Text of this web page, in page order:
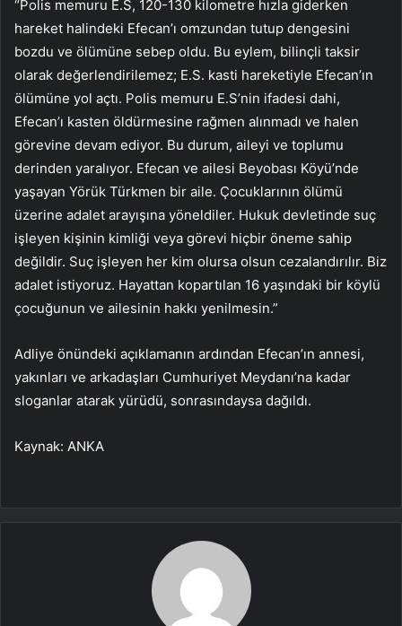
“Polis memuru E.S, 120-130 kilometre hızla giderken
hareket halindeki Efecan’ı omzundan tutup dengesini
bozdu ve ölümüne sebep oldu. Bu eylem, bilinçli taksir
olarak değerlendirilemez; E.S. kasti hareketiyle Efecan’ın
ölümüne yol açtı. Polis memuru E.S’nin ifadesi dahi,
Efecan’ı kasten öldürmesine rağmen alınmadı ve halen
görevine devam ediyor. Bu durum, aileyi ve toplumu
derinden yaralıyor. Efecan ve ailesi Beyobası Köyü’nde
yaşayan Yörük Türkmen bir aile. Çocuklarının ölümü
üzerine adalet arayışına yöneldiler. Hukuk devletinde suç
işleyen kişinin kimliği veya görevi hiçbir öneme sahip
değildir. Suç işleyen her kim olursa olsun cezalandırılır. Biz
adalet istiyoruz. Hayattan kopartılan 16 yaşındaki bir köylü
çocuğunun ve ailesinin hakkı yenilmesin.”
Adliye önündeki açıklamanın ardından Efecan’ın annesi,
yakınları ve arkadaşları Cumhuriyet Meydanı’na kadar
sloganlar atarak yürüdü, sonrasındaysa dağıldı.
Kaynak: ANKA